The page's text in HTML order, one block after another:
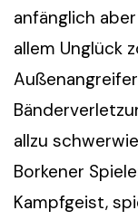
anfänglich
allem Unglück
allzu
Borkener
Kampfgeist,